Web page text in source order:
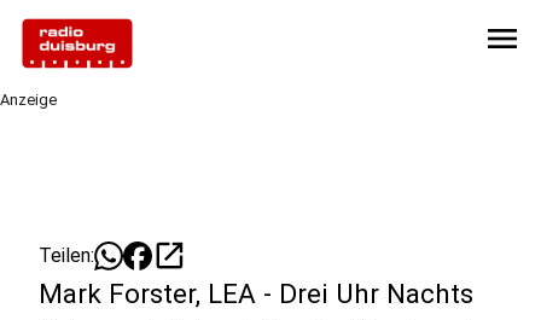
menu
Anzeige
Teilen: open_in_new
Mark Forster, LEA - Drei Uhr Nachts